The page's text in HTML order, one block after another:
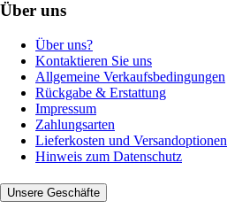
Über uns
Über uns?
Kontaktieren Sie uns
Allgemeine Verkaufsbedingungen
Rückgabe & Erstattung
Impressum
Zahlungsarten
Lieferkosten und Versandoptionen
Hinweis zum Datenschutz
Unsere Geschäfte